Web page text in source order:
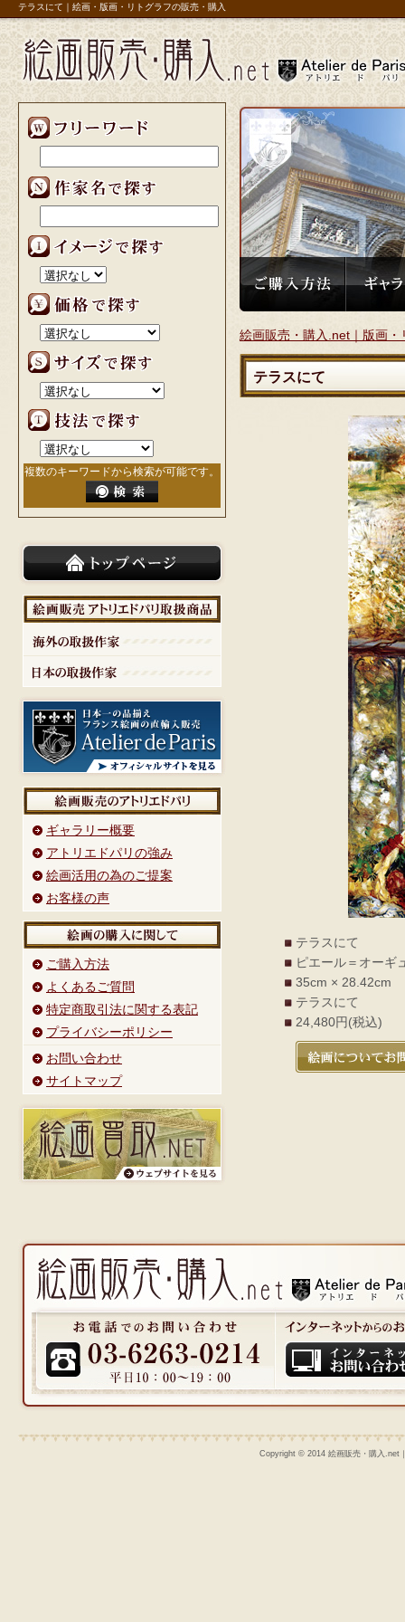
テラスにて｜絵画・版画・リトグラフの販売・購入
絵画販売・購入.net｜版画・
テラスにて
テラスにて
ピエール＝オーギ
35cm × 28.42cm
テラスにて
24,480円(税込)
複数のキーワードから検索が可能です。
ギャラリー概要
アトリエドパリの強み
絵画活用の為のご提案
お客様の声
ご購入方法
よくあるご質問
特定商取引法に関する表記
プライバシーポリシー
お問い合わせ
サイトマップ
Copyright © 2014 絵画販売・購入.net